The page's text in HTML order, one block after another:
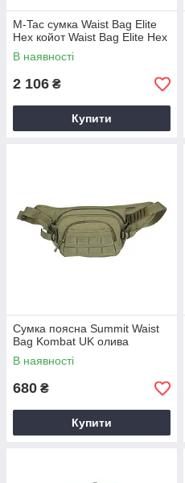
M-Tac сумка Waist Bag Elite
Hex койот Waist Bag Elite Hex
В наявності
2 106 ₴
Купити
Сумка поясна Summit Waist
Bag Kombat UK олива
В наявності
680 ₴
Купити